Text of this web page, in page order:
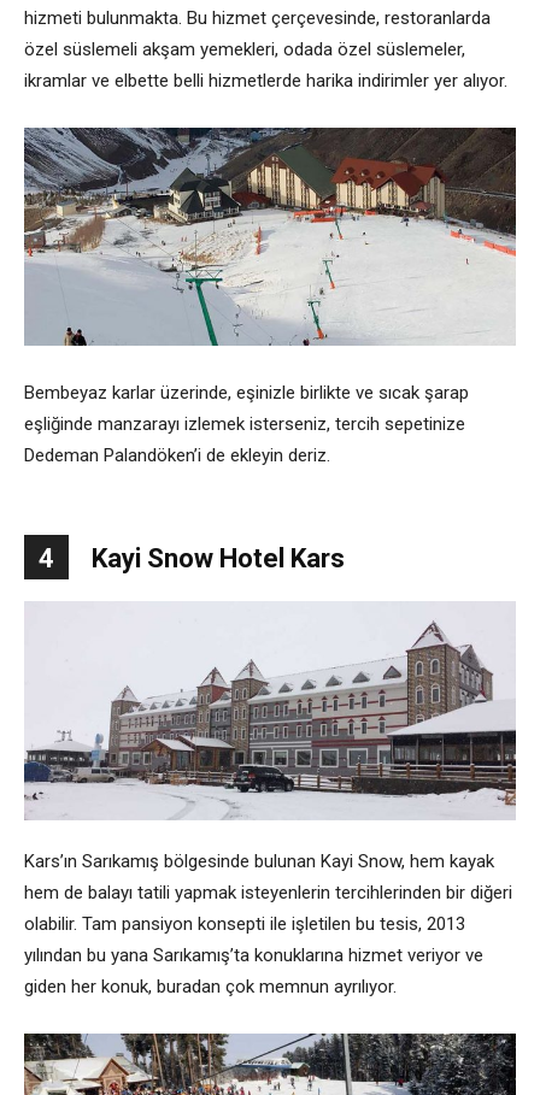
hizmeti bulunmakta. Bu hizmet çerçevesinde, restoranlarda
özel süslemeli akşam yemekleri, odada özel süslemeler,
ikramlar ve elbette belli hizmetlerde harika indirimler yer alıyor.
Bembeyaz karlar üzerinde, eşinizle birlikte ve sıcak şarap
eşliğinde manzarayı izlemek isterseniz, tercih sepetinize
Dedeman Palandöken’i de ekleyin deriz.
4 Kayi Snow Hotel Kars
Kars’ın Sarıkamış bölgesinde bulunan Kayi Snow, hem kayak
hem de balayı tatili yapmak isteyenlerin tercihlerinden bir diğeri
olabilir. Tam pansiyon konsepti ile işletilen bu tesis, 2013
yılından bu yana Sarıkamış’ta konuklarına hizmet veriyor ve
giden her konuk, buradan çok memnun ayrılıyor.